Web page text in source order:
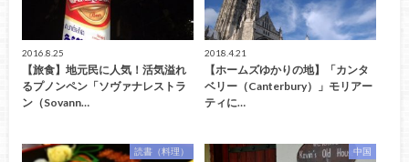
2016.8.25
【旅食】地元民に人気！活気溢れ
るプノンペン「ソヴァナレストラ
ン（Sovann…
2018.4.21
【ホームズゆかりの地】「カンタ
ベリー（Canterbury）」モリアー
ティに…
読書（料理） 中国